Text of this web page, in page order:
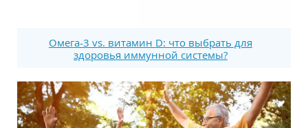
Омега-3 vs. витамин D: что выбрать для
здоровья иммунной системы?